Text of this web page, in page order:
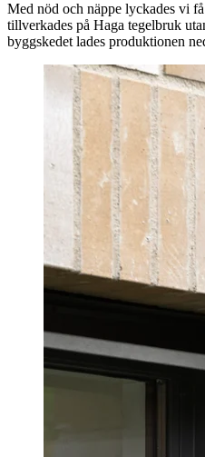
Med nöd och näppe lyckades vi
tillverkades på Haga tegelbruk
byggskedet lades produktionen